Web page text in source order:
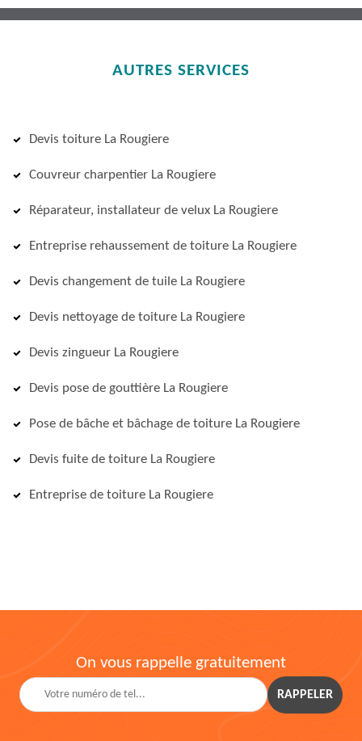
AUTRES SERVICES
Devis toiture La Rougiere
Couvreur charpentier La Rougiere
Réparateur, installateur de velux La Rougiere
Entreprise rehaussement de toiture La Rougiere
Devis changement de tuile La Rougiere
Devis nettoyage de toiture La Rougiere
Devis zingueur La Rougiere
Devis pose de gouttière La Rougiere
Pose de bâche et bâchage de toiture La Rougiere
Devis fuite de toiture La Rougiere
Entreprise de toiture La Rougiere
On vous rappelle gratuitement